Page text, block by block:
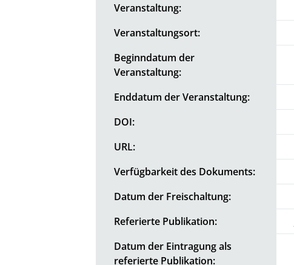
Veranstaltung:
Veranstaltungsort:
Beginndatum der
Veranstaltung:
Enddatum der Veranstaltung:
DOI:
URL:
Verfügbarkeit des Dokuments:
Datum der Freischaltung:
Referierte Publikation:
Datum der Eintragung als
referierte Publikation: